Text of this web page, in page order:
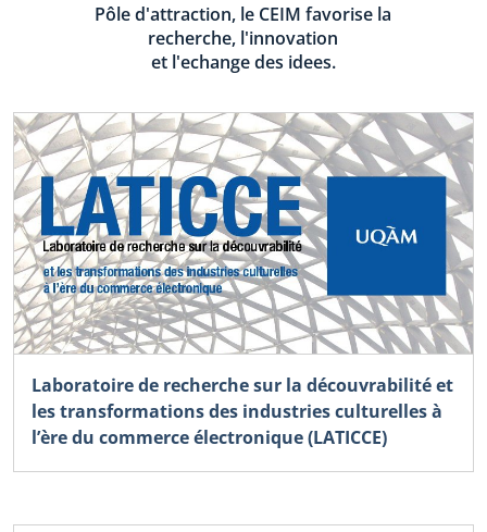
Pôle d'attraction, le CEIM favorise la
recherche, l'innovation
et l'echange des idees.
Laboratoire de recherche sur la découvrabilité et
les transformations des industries culturelles à
l’ère du commerce électronique (LATICCE)